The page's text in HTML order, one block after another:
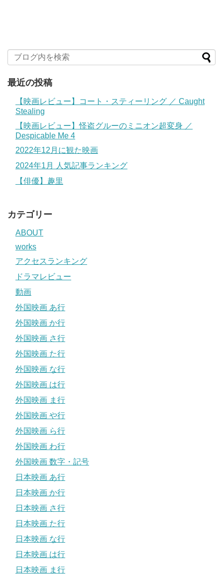
最近の投稿
【映画レビュー】コート・スティーリング ／ Caught
Stealing
【映画レビュー】怪盗グルーのミニオン超変身 ／
Despicable Me 4
2022年12月に観た映画
2024年1月 人気記事ランキング
【俳優】趣里
カテゴリー
ABOUT
works
アクセスランキング
ドラマレビュー
動画
外国映画 あ行
外国映画 か行
外国映画 さ行
外国映画 た行
外国映画 な行
外国映画 は行
外国映画 ま行
外国映画 や行
外国映画 ら行
外国映画 わ行
外国映画 数字・記号
日本映画 あ行
日本映画 か行
日本映画 さ行
日本映画 た行
日本映画 な行
日本映画 は行
日本映画 ま行